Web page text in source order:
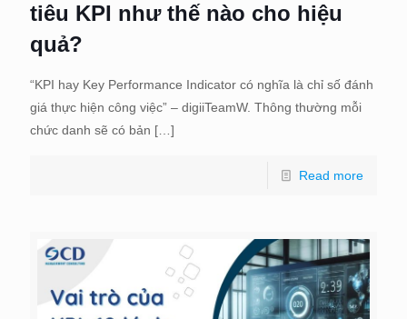
tiêu KPI như thế nào cho hiệu
quả?
“KPI hay Key Performance Indicator có nghĩa là chỉ số đánh
giá thực hiện công việc” – digiiTeamW. Thông thường mỗi
chức danh sẽ có bản […]
Read more